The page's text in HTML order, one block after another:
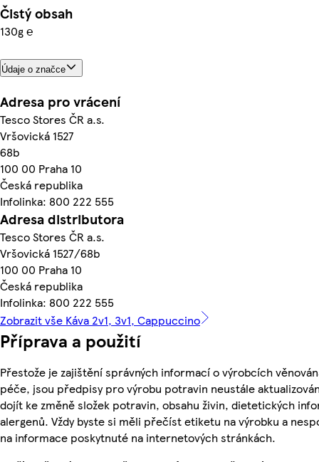
Čistý obsah
130g ℮
Údaje o značce
Adresa pro vrácení
Tesco Stores ČR a.s.
Vršovická 1527
68b
100 00 Praha 10
Česká republika
Infolinka: 800 222 555
Adresa distributora
Tesco Stores ČR a.s.
Vršovická 1527/68b
100 00 Praha 10
Česká republika
Infolinka: 800 222 555
Zobrazit vše Káva 2v1, 3v1, Cappuccino
Příprava a použití
Přestože je zajištění správných informací o výrobcích
péče, jsou předpisy pro výrobu potravin neustále
dojít ke změně složek potravin, obsahu živin, dietetických
alergenů. Vždy byste si měli přečíst etiketu na výrobku a
na informace poskytnuté na internetových stránkách.